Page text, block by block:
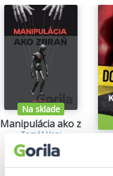
Na sklade
Manipulácia ako zbraň
Tomáš Vepi
15,79€